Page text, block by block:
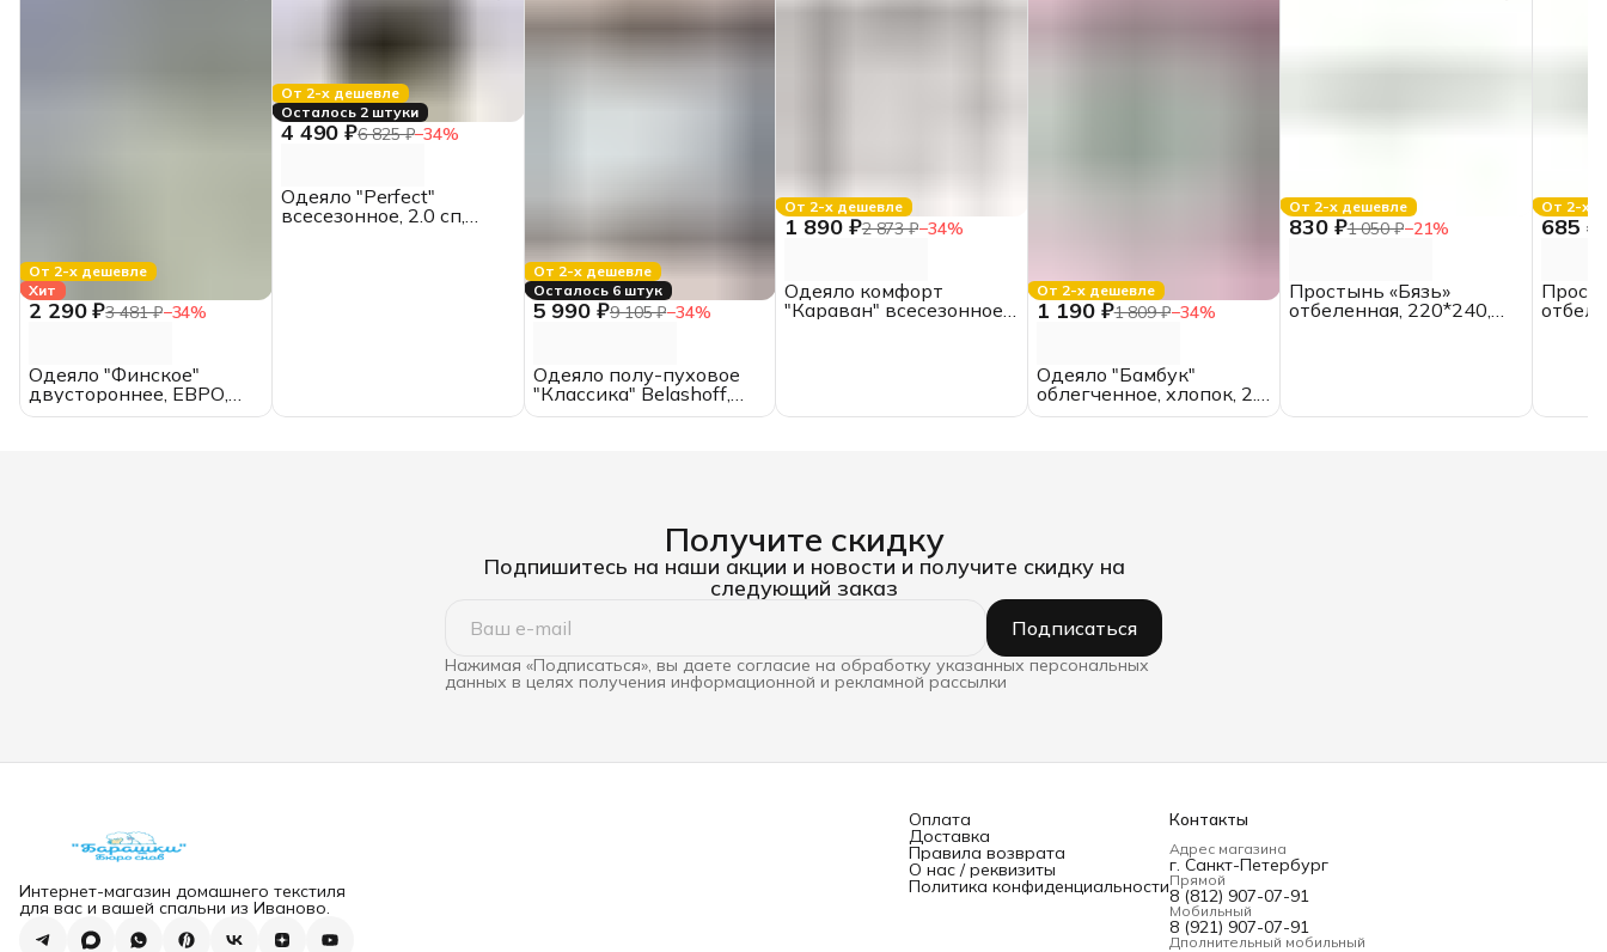
От 2-х дешевле
Хит
2 290 ₽3 481 ₽−34%
Одеяло "Финское"
двустороннее, ЕВРО,
всесезонное, хлопок
От 2-х дешевле
Осталось 2 штуки
4 490 ₽6 825 ₽−34%
Одеяло "Perfect"
всесезонное, 2.0 сп,
От 2-х дешевле
Осталось 6 штук
5 990 ₽9 105 ₽−34%
Одеяло полу-пуховое
"Классика" Belashoff,
ЕВРО
От 2-х дешевле
1 890 ₽2 873 ₽−34%
Одеяло комфорт
"Караван" всесезонное,
От 2-х дешевле
1 190 ₽1 809 ₽−34%
Одеяло "Бамбук"
облегченное, хлопок, 2.0
спальное
От 2-х дешевле
830 ₽1 050 ₽−21%
Простынь «Бязь»
отбеленная, 220*240,
От 2-х
685 ₽
Получите скидку
Подпишитесь на наши акции и новости и получите скидку на
следующий заказ
Подписаться
Нажимая «Подписаться», вы даете согласие на обработку указанных персональных
данных в целях получения информационной и рекламной рассылки
Интернет-магазин домашнего текстиля
для вас и вашей спальни из Иваново.
Оплата
Доставка
Правила возврата
О нас / реквизиты
Политика конфиденциальности
Контакты
Адрес магазина
г. Санкт-Петербург
Прямой
8 (812) 907-07-91
Мобильный
8 (921) 907-07-91
Дполнительный мобильный